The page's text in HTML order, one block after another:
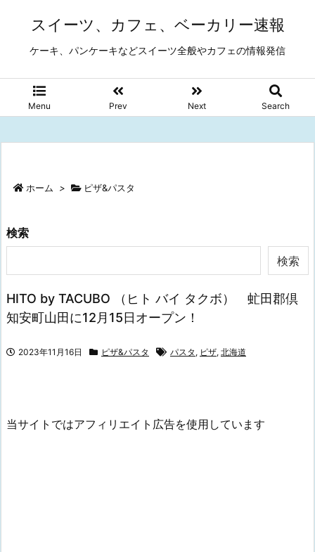
スイーツ、カフェ、ベーカリー速報
ケーキ、パンケーキなどスイーツ全般やカフェの情報発信
Menu Prev Next Search
ホーム > ピザ&パスタ
検索
検索
HITO by TACUBO （ヒト バイ タクボ） 虻田郡倶
知安町山田に12月15日オープン！
2023年11月16日 ピザ&パスタ パスタ , ピザ, 北海道
当サイトではアフィリエイト広告を使用しています